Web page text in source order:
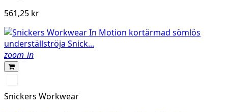
561,25 kr
zoom_in
Snickers Workwear